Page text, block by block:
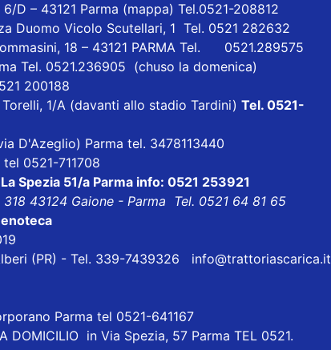
D – 43121 Parma (mappa) Tel.0521-208812
Duomo Vicolo Scutellari, 1 Tel. 0521 282632
18 – 43121 PARMA Tel. 0521.289575
Tel. 0521.236905 (chuso la domenica)
200188
1/A (davanti allo stadio Tardini) Tel. 0521-
D'Azeglio) Parma tel. 3478113440
0521-711708
Spezia 51/a Parma info: 0521 253921
318 43124 Gaione - Parma Tel. 0521 64 81 65
(PR) - Tel. 339-7439326 info@trattoriascarica.it
Parma tel 0521-641167
DOMICILIO in Via Spezia, 57 Parma TEL 0521.